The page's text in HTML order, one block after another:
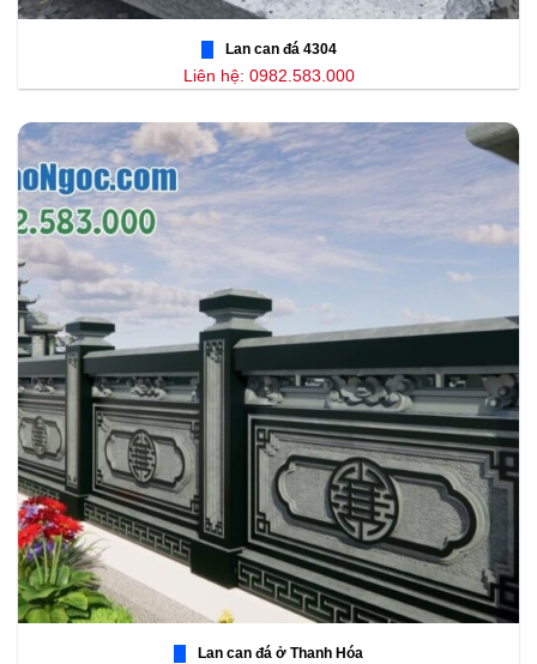
Lan can đá 4304
Liên hệ: 0982.583.000
Lan can đá ở Thanh Hóa